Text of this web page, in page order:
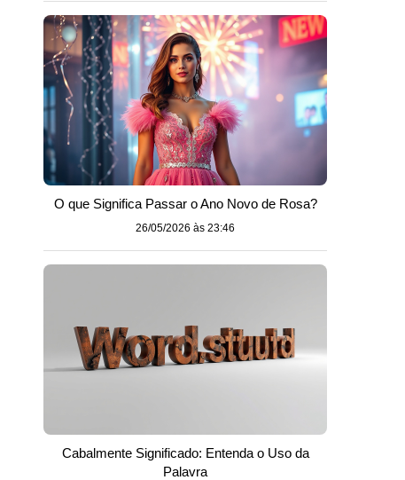
O que Significa Passar o Ano Novo de Rosa?
26/05/2026 às 23:46
Cabalmente Significado: Entenda o Uso da
Palavra